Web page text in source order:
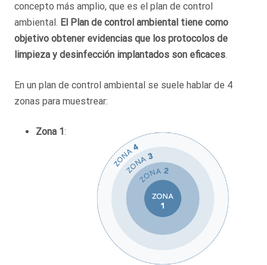
concepto más amplio, que es el plan de control
ambiental. El Plan de control ambiental tiene como
objetivo obtener evidencias que los protocolos de
limpieza y desinfección implantados son eficaces.
En un plan de control ambiental se suele hablar de 4
zonas para muestrear:
Zona 1 :